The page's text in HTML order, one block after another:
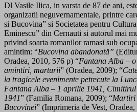
Dl Vasile Ilica, in varsta de 87 de ani,
organizatii neguvernamentale, printre
si Bucovina” si Societatea pentru
Eminescu” din Cernauti si autorul mai
privind soarta romanilor ramasi sub
amintim: “Bucovina abandonată”
Oradea, 2010, 576 p) “Fantana Alba –
amintiri, marturii” (Oradea, 2009); “
la tragicele evenimente petrecute la
Fantana Alba – 1 aprilie 1941,
1941” (Familia Romana, 2009); “Martiri
Bucovinei” (Imprimeria de Vest, Oradea,